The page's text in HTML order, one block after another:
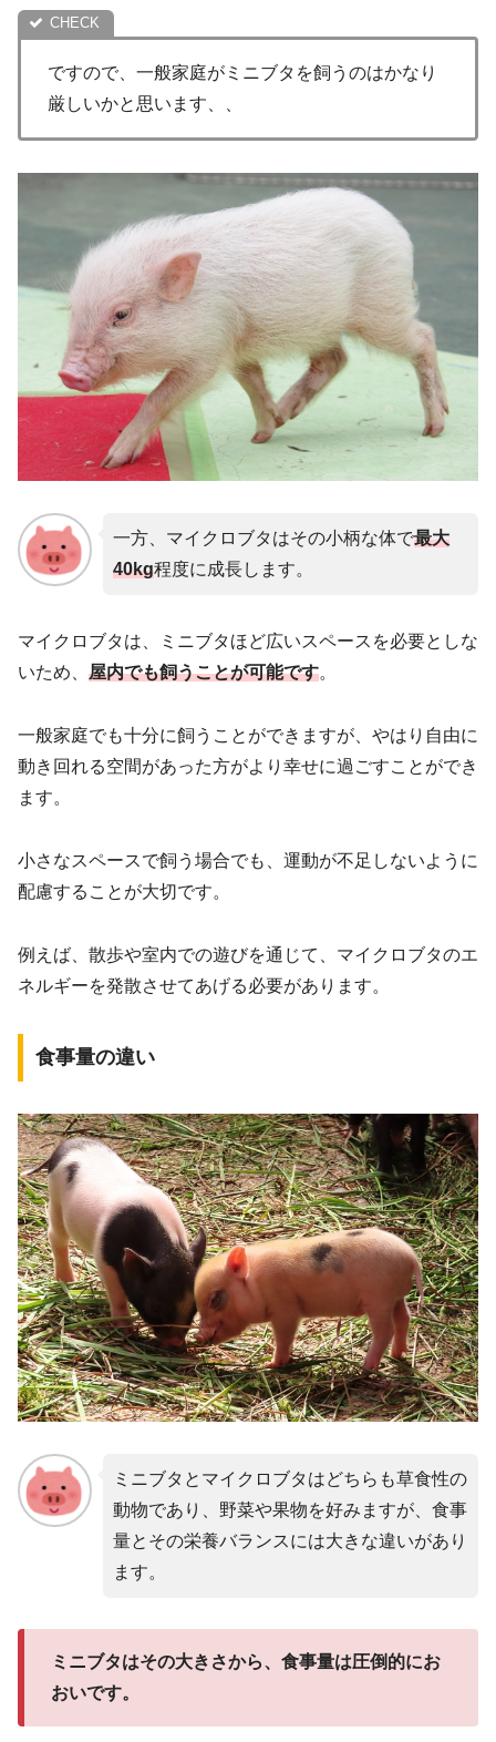
ですので、一般家庭がミニブタを飼うのはかなり
厳しいかと思います、、
一方、マイクロブタはその小柄な体で最大
40kg程度に成長します。
マイクロブタは、ミニブタほど広いスペースを必要としな
いため、 屋内でも飼うことが可能です。
一般家庭でも十分に飼うことができますが、やはり自由に
動き回れる空間があった方がより幸せに過ごすことができ
ます。
小さなスペースで飼う場合でも、運動が不足しないように
配慮することが大切です。
例えば、散歩や室内での遊びを通じて、マイクロブタのエ
ネルギーを発散させてあげる必要があります。
食事量の違い
ミニブタとマイクロブタはどちらも草食性の
動物であり、野菜や果物を好みますが、食事
量とその栄養バランスには大きな違いがあり
ます。
ミニブタはその大きさから、食事量は圧倒的にお
おいです。